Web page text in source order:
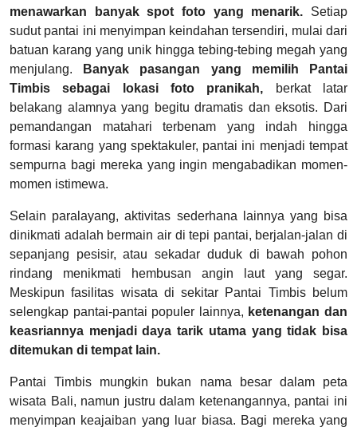
menawarkan banyak spot foto yang menarik. Setiap
sudut pantai ini menyimpan keindahan tersendiri, mulai dari
batuan karang yang unik hingga tebing-tebing megah yang
menjulang.
Banyak pasangan yang memilih Pantai
Timbis sebagai lokasi foto pranikah, berkat latar
belakang alamnya yang begitu dramatis dan eksotis. Dari
pemandangan matahari terbenam yang indah hingga
formasi karang yang spektakuler, pantai ini menjadi tempat
sempurna bagi mereka yang ingin mengabadikan momen-
momen istimewa.
Selain paralayang, aktivitas sederhana lainnya yang bisa
dinikmati adalah bermain air di tepi pantai, berjalan-jalan di
sepanjang pesisir, atau sekadar duduk di bawah pohon
rindang menikmati hembusan angin laut yang segar.
Meskipun fasilitas wisata di sekitar Pantai Timbis belum
selengkap pantai-pantai populer lainnya, ketenangan dan
keasriannya menjadi daya tarik utama yang tidak bisa
ditemukan di tempat lain.
Pantai Timbis mungkin bukan nama besar dalam peta
wisata Bali, namun justru dalam ketenangannya, pantai ini
menyimpan keajaiban yang luar biasa. Bagi mereka yang